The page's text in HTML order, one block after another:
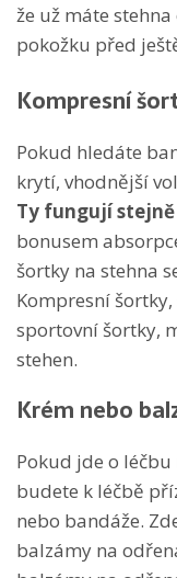
že už máte
pokožku před
Kompresní
Pokud hledáte
krytí, vhodnější
Ty fungují
bonusem
šortky na stehna
Kompresní
sportovní šortky,
stehen.
Krém nebo
Pokud jde o léčbu
budete k léčbě
nebo bandáže.
balzámy na